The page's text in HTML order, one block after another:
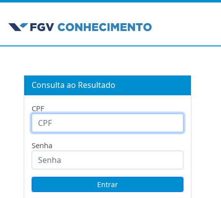
Consulta ao Resultado
CPF
Senha